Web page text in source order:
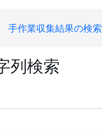
手作業収集結果の検索
列検索